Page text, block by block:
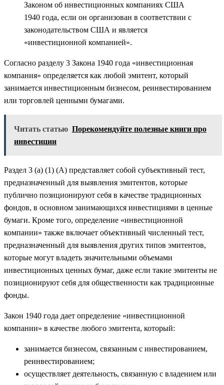
Законом об инвестиционных компаниях США
1940 года, если он организован в соответствии с
законодательством США и является
«инвестиционной компанией».
Согласно разделу 3 Закона 1940 года «инвестиционная
компания» определяется как любой эмитент, который
занимается инвестиционным бизнесом, реинвестированием
или торговлей ценными бумагами.
Читать статью Порекомендуйте полезные книги про
инвестиции
Раздел 3 (a) (1) (A) представляет собой субъективный тест,
предназначенный для выявления эмитентов, которые
публично позиционируют себя в качестве традиционных
фондов, в основном занимающихся инвестициями в ценные
бумаги. Кроме того, определение «инвестиционной
компании» также включает объективный численный тест,
предназначенный для выявления других типов эмитентов,
которые могут владеть значительными объемами
инвестиционных ценных бумаг, даже если такие эмитенты не
позиционируют себя для общественности как традиционные
фонды.
Закон 1940 года дает определение «инвестиционной
компании» в качестве любого эмитента, который:
занимается бизнесом, связанным с инвестированием,
реинвестированием;
осуществляет деятельность, связанную с владением или